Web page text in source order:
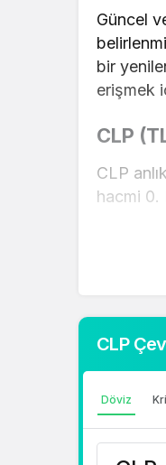
Güncel
bir
erişmek
CLP
CLP
hacmi 0.
CLP
1 Dolar
1 Euro
1 CHF
CLP
Döviz